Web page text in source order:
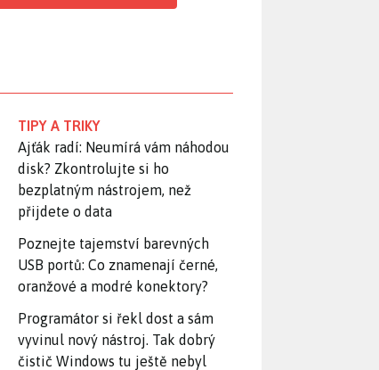
TIPY A TRIKY
Ajťák radí: Neumírá vám náhodou
disk? Zkontrolujte si ho
bezplatným nástrojem, než
přijdete o data
Poznejte tajemství barevných
USB portů: Co znamenají černé,
oranžové a modré konektory?
Programátor si řekl dost a sám
vyvinul nový nástroj. Tak dobrý
čistič Windows tu ještě nebyl